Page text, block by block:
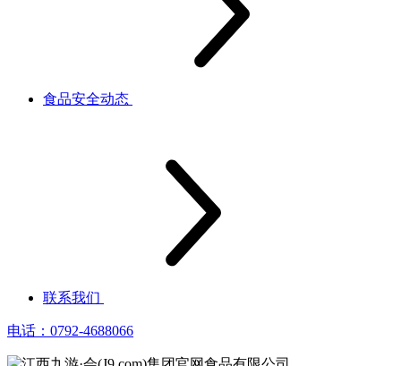
食品安全动态
联系我们
电话：0792-4688066